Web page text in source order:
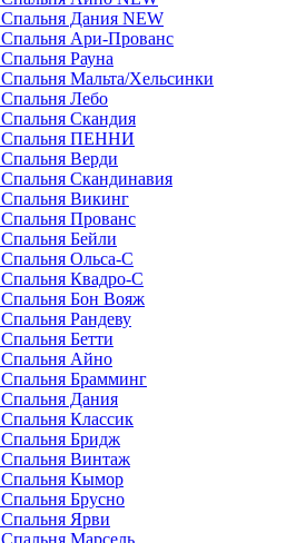
Спальня Дания NEW
Спальня Ари-Прованс
Спальня Рауна
Спальня Мальта/Хельсинки
Спальня Лебо
Спальня Скандия
Спальня ПЕННИ
Спальня Верди
Спальня Скандинавия
Спальня Викинг
Спальня Прованс
Спальня Бейли
Спальня Ольса-С
Спальня Квадро-С
Спальня Бон Вояж
Спальня Рандеву
Спальня Бетти
Спальня Айно
Спальня Брамминг
Спальня Дания
Спальня Классик
Спальня Бридж
Спальня Винтаж
Спальня Кымор
Спальня Брусно
Спальня Ярви
Спальня Марсель